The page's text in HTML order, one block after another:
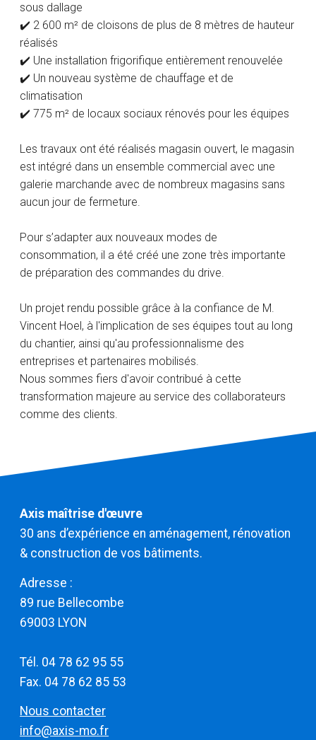
sous dallage
✔️ 2 600 m² de cloisons de plus de 8 mètres de hauteur
réalisés
✔️ Une installation frigorifique entièrement renouvelée
✔️ Un nouveau système de chauffage et de
climatisation
✔️ 775 m² de locaux sociaux rénovés pour les équipes
Les travaux ont été réalisés magasin ouvert, le magasin
est intégré dans un ensemble commercial avec une
galerie marchande avec de nombreux magasins sans
aucun jour de fermeture.
Pour s’adapter aux nouveaux modes de
consommation, il a été créé une zone très importante
de préparation des commandes du drive.
Un projet rendu possible grâce à la confiance de M.
Vincent Hoel, à l'implication de ses équipes tout au long
du chantier, ainsi qu'au professionnalisme des
entreprises et partenaires mobilisés.
Nous sommes fiers d'avoir contribué à cette
transformation majeure au service des collaborateurs
comme des clients.
Axis maîtrise d'œuvre
30 ans d’expérience en aménagement, rénovation
& construction de vos bâtiments.
Adresse :
​​​​​​​89 rue Bellecombe
69003 LYON
Tél. 04 78 62 95 55
Fax. 04 78 62 85 53
Nous contacter
info@axis-mo.fr